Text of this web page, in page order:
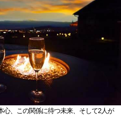
心、この関係に待つ未来、そして2人が